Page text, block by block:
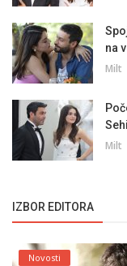
na
Milt
Milt
IZBOR EDITORA
Novosti